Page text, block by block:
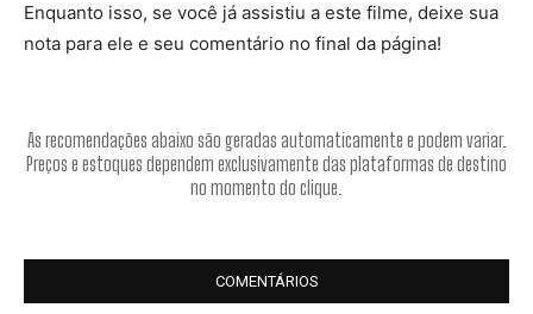
Enquanto isso, se você já assistiu a este filme, deixe sua
nota para ele e seu comentário no final da página!
As recomendações abaixo são geradas automaticamente e podem variar.
Preços e estoques dependem exclusivamente das plataformas de destino
no momento do clique.
COMENTÁRIOS